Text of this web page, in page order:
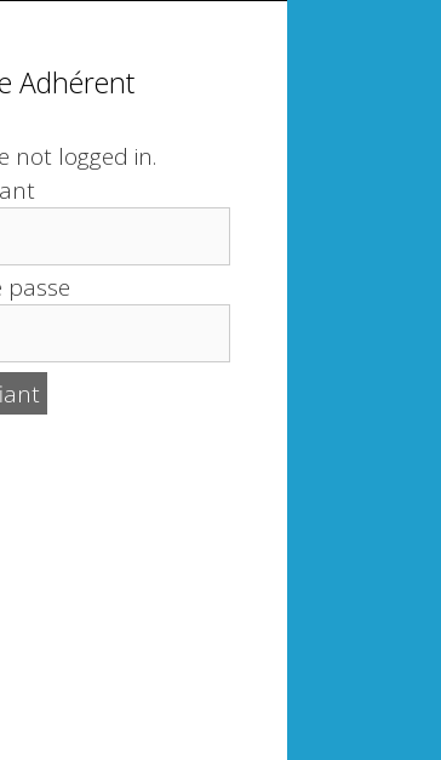
Adhérent
not logged in.
passe